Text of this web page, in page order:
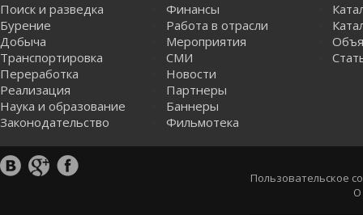
Поиск и разведка
Бурение
Добыча
Транспортировка
Переработка
Реализация
Наука и образование
Законодательство
Финансы
Работа в отрасли
Мероприятия
СМИ
Новости
Партнеры
Баннеры
Фильмотека
Пользовательское
О